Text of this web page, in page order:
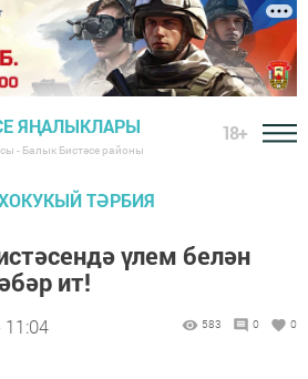
ЯҢАЛЫКЛАРЫ
- Балык Бистәсе районы
18+
ТӘРБИЯ
үлем белән
ит!
11:04 583 0 0